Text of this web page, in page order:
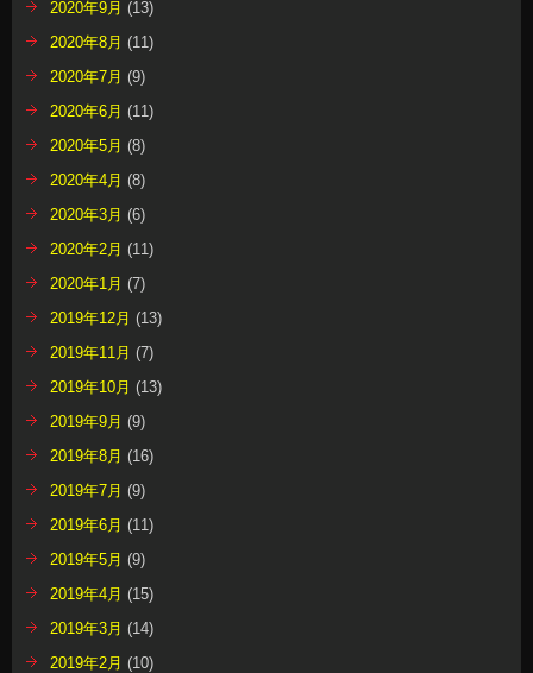
2020年9月 (13)
2020年8月 (11)
2020年7月 (9)
2020年6月 (11)
2020年5月 (8)
2020年4月 (8)
2020年3月 (6)
2020年2月 (11)
2020年1月 (7)
2019年12月 (13)
2019年11月 (7)
2019年10月 (13)
2019年9月 (9)
2019年8月 (16)
2019年7月 (9)
2019年6月 (11)
2019年5月 (9)
2019年4月 (15)
2019年3月 (14)
2019年2月 (10)